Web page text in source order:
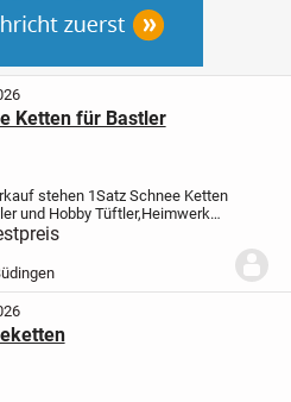
Ketten für Bastler
stehen 1Satz Schnee Ketten
und Hobby Tüftler,Heimwerker,
Spezialisten,
Geräte Bau für 10
Versand 15 Euro.